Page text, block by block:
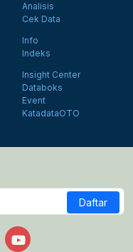
Analisis
Cek Data
Info
Indeks
Insight Center
Databoks
Event
KatadataOTO
Daftar
Facebook
on Xus on Instagram
Follow us on